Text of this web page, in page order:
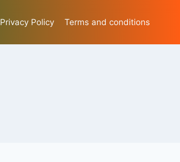
Privacy Policy Terms and conditions